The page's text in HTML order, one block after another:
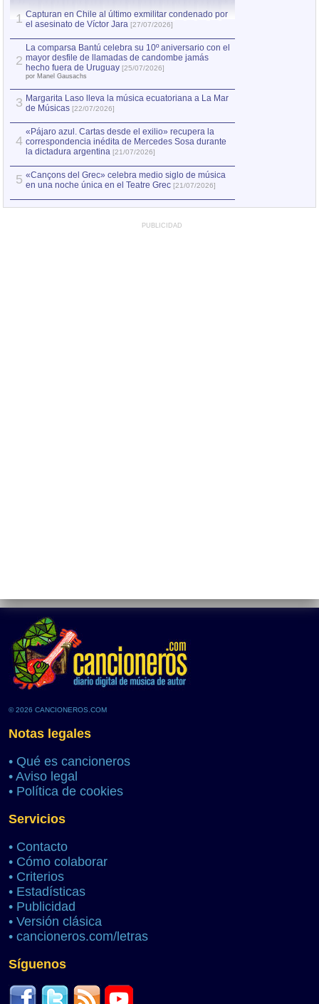
1 Capturan en Chile al último exmilitar condenado por
el asesinato de Víctor Jara [27/07/2026]
2
La comparsa Bantú celebra su 10º aniversario con el
mayor desfile de llamadas de candombe jamás
hecho fuera de Uruguay [25/07/2026]
por Manel Gausachs
3 Margarita Laso lleva la música ecuatoriana a La Mar
de Músicas [22/07/2026]
4
«Pájaro azul. Cartas desde el exilio» recupera la
correspondencia inédita de Mercedes Sosa durante
la dictadura argentina [21/07/2026]
5 «Cançons del Grec» celebra medio siglo de música
en una noche única en el Teatre Grec [21/07/2026]
PUBLICIDAD
© 2026 CANCIONEROS.COM
Notas legales
• Qué es cancioneros
• Aviso legal
• Política de cookies
Servicios
• Contacto
• Cómo colaborar
• Criterios
• Estadísticas
• Publicidad
• Versión clásica
• cancioneros.com/letras
Síguenos